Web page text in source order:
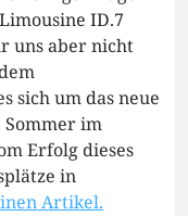
ID.7
uns aber nicht
sich um das neue
Sommer im
Erfolg dieses
in
Artikel.